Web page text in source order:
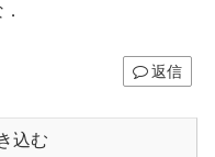
返信
込む